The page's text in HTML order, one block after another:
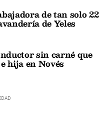
de tan solo 22
de Yeles
sin carné que
hija en Novés